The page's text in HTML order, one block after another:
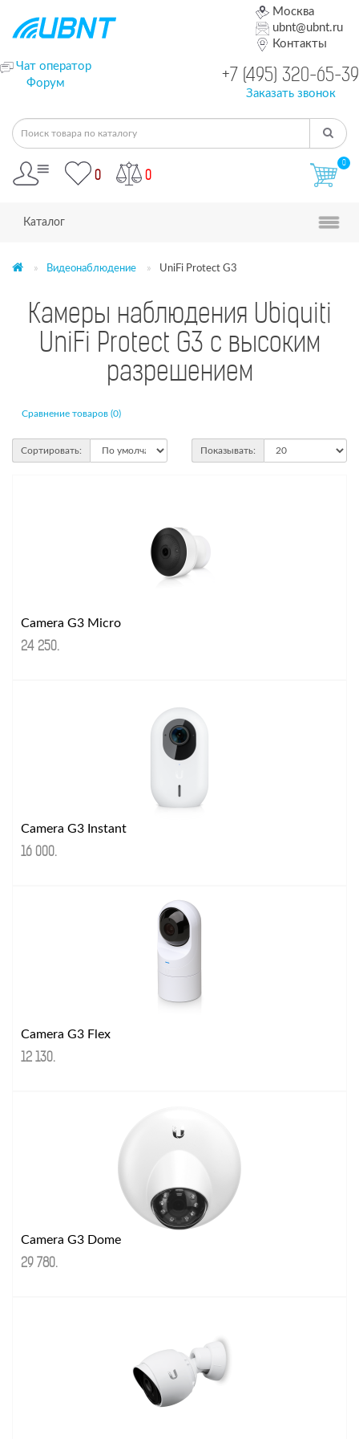
Москва
ubnt@ubnt.ru
Контакты
Чат оператор
Форум
+7 (495) 320-65-39
Заказать звонок
0 0
0
Каталог
Видеонаблюдение UniFi Protect G3
Камеры наблюдения Ubiquiti
UniFi Protect G3 с высоким
разрешением
Сравнение товаров (0)
Сортировать: Показывать:
Camera G3 Micro
24 250.
Camera G3 Instant
16 000.
Camera G3 Flex
12 130.
Camera G3 Dome
29 780.